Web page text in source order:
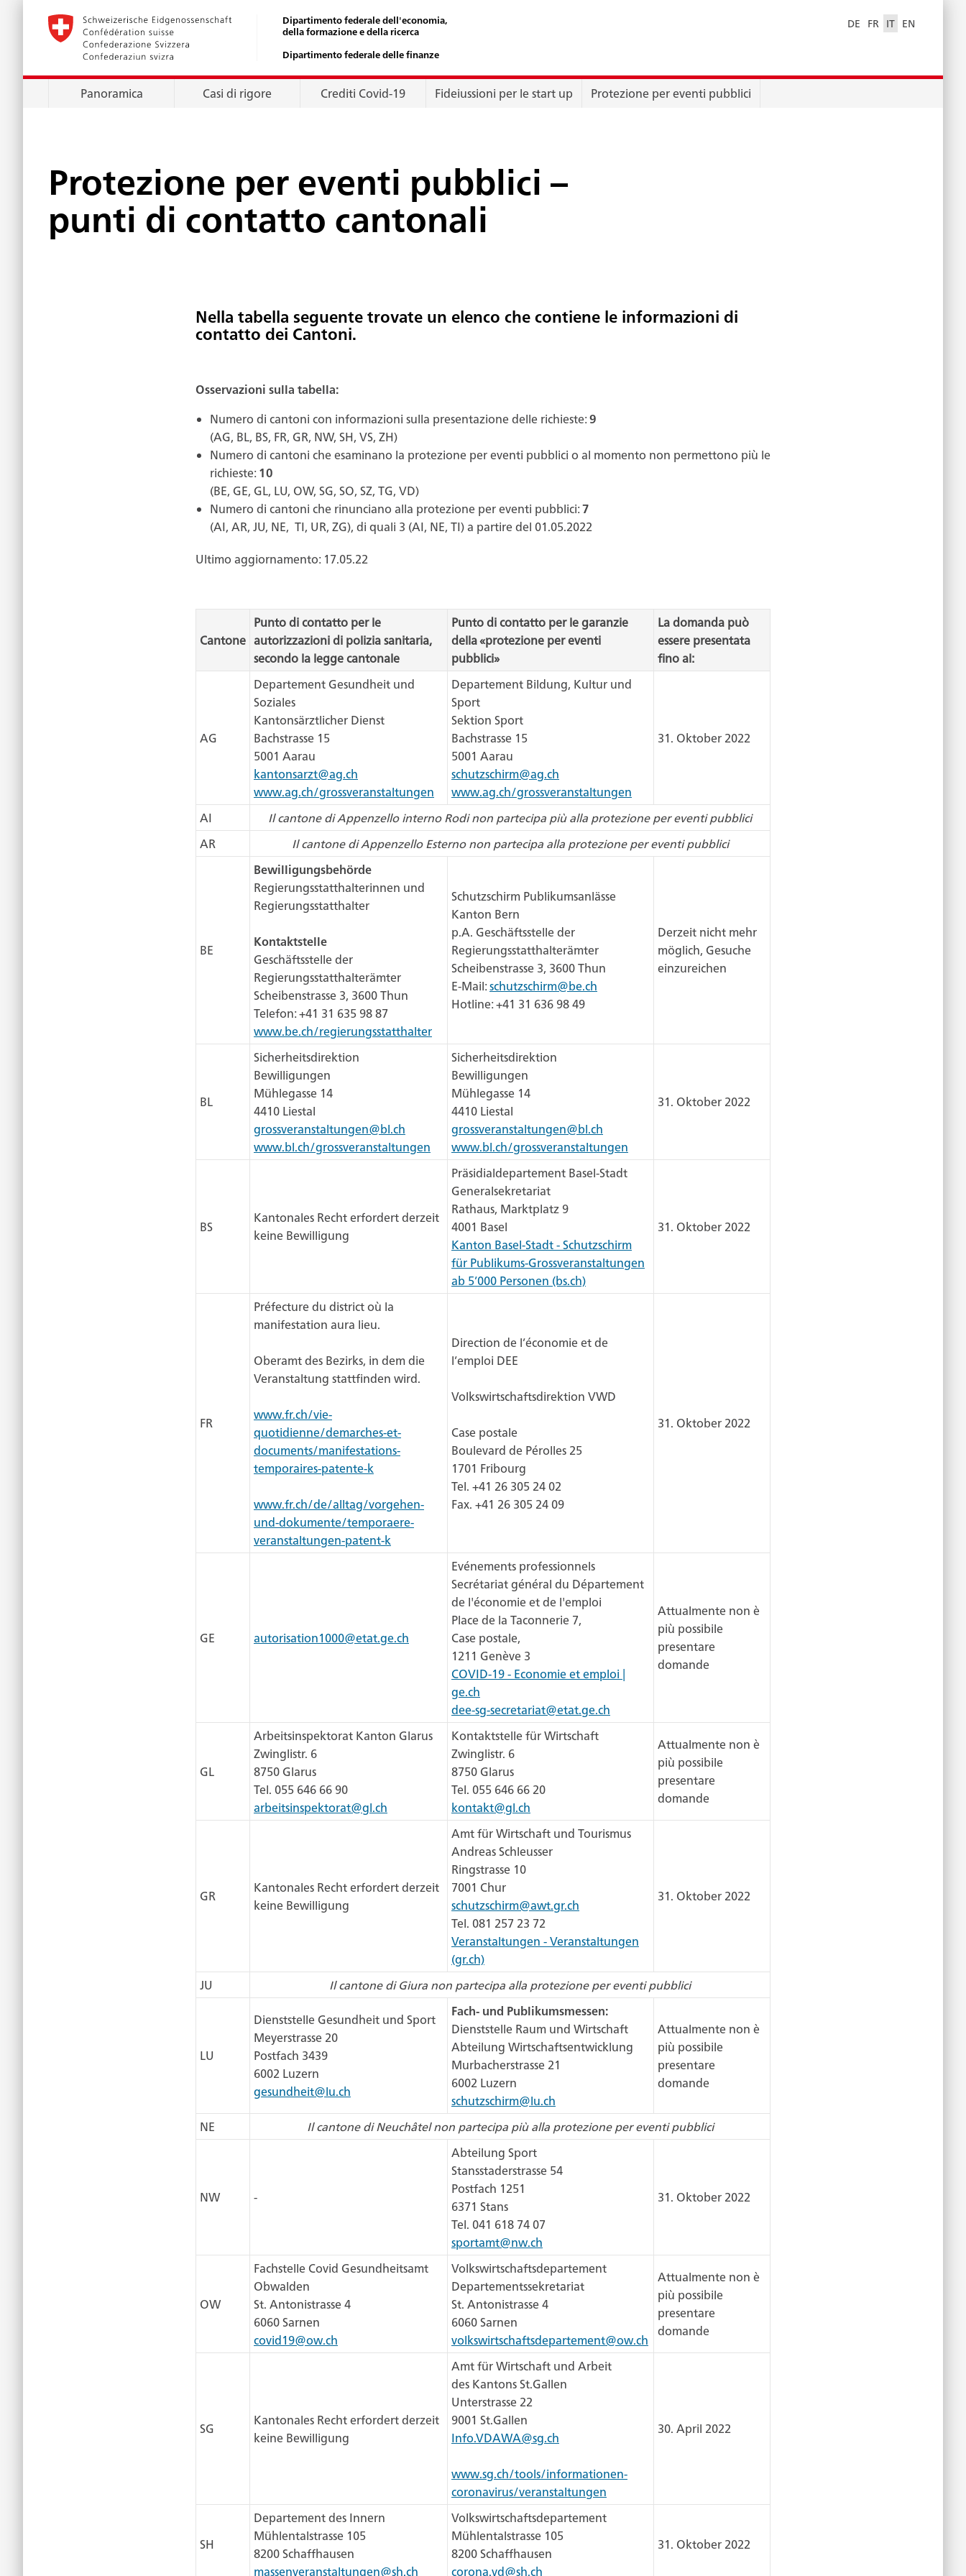
Dipartimento federale dell'economia,
della formazione e della ricerca
Dipartimento federale delle finanze
DE FR IT EN
Panoramica Casi di rigore Crediti Covid-19 Fideiussioni per le start up Protezione per eventi pubblici
Protezione per eventi pubblici –
punti di contatto cantonali
Nella tabella seguente trovate un elenco che contiene le informazioni di
contatto dei Cantoni.
Osservazioni sulla tabella:
Numero di cantoni con informazioni sulla presentazione delle richieste:9
(AG, BL, BS, FR, GR, NW, SH, VS, ZH)
Numero di cantoni che esaminano la protezione per eventi pubblici o al momento non permettono più le
richieste: 10
(BE, GE, GL, LU, OW, SG, SO, SZ, TG, VD)
Numero di cantoni che rinunciano alla protezione per eventi pubblici:7
(AI, AR, JU, NE, TI, UR, ZG), di quali 3 (AI, NE, TI)a partire del 01.05.2022
Ultimo aggiornamento: 17.05.22
Cantone
Punto di contatto per le
autorizzazioni di polizia sanitaria,
secondo la legge cantonale
Punto di contatto per le garanzie
della «protezione per eventi
pubblici»
La domanda può
essere presentata
fino al:
AG
Departement Gesundheit und
Soziales
Kantonsärztlicher Dienst
Bachstrasse 15
5001 Aarau
kantonsarzt@ag.ch
www.ag.ch/grossveranstaltungen
Departement Bildung, Kultur und
Sport
Sektion Sport
Bachstrasse 15
5001 Aarau
schutzschirm@ag.ch
www.ag.ch/grossveranstaltungen
31. Oktober 2022
AI
Il cantone di Appenzello interno Rodi non partecipa più alla protezione per eventi pubblici
AR
Il cantone di Appenzello Esterno non partecipa alla protezione per eventi pubblici
BE
Bewilligungsbehörde
Regierungsstatthalterinnen und
Regierungsstatthalter
Kontaktstelle
Geschäftsstelle der
Regierungsstatthalterämter
Scheibenstrasse 3, 3600 Thun
Telefon: +41 31 635 98 87
www.be.ch/regierungsstatthalter
Schutzschirm Publikumsanlässe
Kanton Bern
p.A. Geschäftsstelle der
Regierungsstatthalterämter
Scheibenstrasse 3, 3600 Thun
E-Mail:schutzschirm@be.ch
Hotline: +41 31 636 98 49
Derzeit nicht mehr
möglich, Gesuche
einzureichen
BL
Sicherheitsdirektion
Bewilligungen
Mühlegasse 14
4410 Liestal
grossveranstaltungen@bl.ch
www.bl.ch/grossveranstaltungen
Sicherheitsdirektion
Bewilligungen
Mühlegasse 14
4410 Liestal
grossveranstaltungen@bl.ch
www.bl.ch/grossveranstaltungen
31. Oktober 2022
BS
Kantonales Recht erfordert derzeit
keine Bewilligung
Präsidialdepartement Basel-Stadt
Generalsekretariat
Rathaus, Marktplatz 9
4001 Basel
Kanton Basel-Stadt - Schutzschirm
für Publikums-Grossveranstaltungen
ab 5’000 Personen (bs.ch)
31. Oktober 2022
FR
Préfecture du district où la
manifestation aura lieu.
Oberamt des Bezirks, in dem die
Veranstaltung stattfinden wird.
www.fr.ch/vie-
quotidienne/demarches-et-
documents/manifestations-
temporaires-patente-k
www.fr.ch/de/alltag/vorgehen-
und-dokumente/temporaere-
veranstaltungen-patent-k
Direction de l’économie et de
l’emploi DEE
Volkswirtschaftsdirektion VWD
Case postale
Boulevard de Pérolles 25
1701 Fribourg
Tel. +41 26 305 24 02
Fax. +41 26 305 24 09
31. Oktober 2022
GE autorisation1000@etat.ge.ch
Evénements professionnels
Secrétariat général du Département
de l'économie et de l'emploi
Place de la Taconnerie 7,
Case postale,
1211 Genève 3
COVID-19 - Economie et emploi |
ge.ch
dee-sg-secretariat@etat.ge.ch
Attualmente non è
più possibile
presentare
domande
GL
Arbeitsinspektorat Kanton Glarus
Zwinglistr. 6
8750 Glarus
Tel. 055 646 66 90
arbeitsinspektorat@gl.ch
Kontaktstelle für Wirtschaft
Zwinglistr. 6
8750 Glarus
Tel. 055 646 66 20
kontakt@gl.ch
Attualmente non è
più possibile
presentare
domande
GR
Kantonales Recht erfordert derzeit
keine Bewilligung
Amt für Wirtschaft und Tourismus
Andreas Schleusser
Ringstrasse 10
7001 Chur
schutzschirm@awt.gr.ch
Tel. 081 257 23 72
Veranstaltungen - Veranstaltungen
(gr.ch)
31. Oktober 2022
JU Il cantone di Giura non partecipa alla protezione per eventi pubblici
LU
Dienststelle Gesundheit und Sport
Meyerstrasse 20
Postfach 3439
6002 Luzern
gesundheit@lu.ch
Fach- und Publikumsmessen:
Dienststelle Raum und Wirtschaft
Abteilung Wirtschaftsentwicklung
Murbacherstrasse 21
6002 Luzern
schutzschirm@lu.ch
Attualmente non è
più possibile
presentare
domande
NE Il cantone di Neuchâtel non partecipa più alla protezione per eventi pubblici
NW -
Abteilung Sport
Stansstaderstrasse 54
Postfach 1251
6371 Stans
Tel. 041 618 74 07
sportamt@nw.ch
31. Oktober 2022
OW
Fachstelle Covid Gesundheitsamt
Obwalden
St. Antonistrasse 4
6060 Sarnen
covid19@ow.ch
Volkswirtschaftsdepartement
Departementssekretariat
St. Antonistrasse 4
6060 Sarnen
volkswirtschaftsdepartement@ow.ch
Attualmente non è
più possibile
presentare
domande
SG
Kantonales Recht erfordert derzeit
keine Bewilligung
Amt für Wirtschaft und Arbeit
des Kantons St.Gallen
Unterstrasse 22
9001 St.Gallen
Info.VDAWA@sg.ch
www.sg.ch/tools/informationen-
coronavirus/veranstaltungen
30. April 2022
SH
Departement des Innern
Mühlentalstrasse 105
8200 Schaffhausen
massenveranstaltungen@sh.ch
Volkswirtschaftsdepartement
Mühlentalstrasse 105
8200 Schaffhausen
corona.vd@sh.ch
31. Oktober 2022